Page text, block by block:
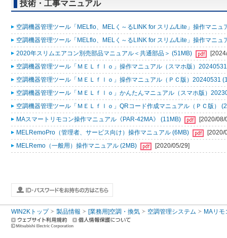
技術・工事マニュアル
空調機器管理ツール「MELflo、MELく～るLINK for スリム/Lite」操作マニュ
空調機器管理ツール「MELflo、MELく～るLINK for スリム/Lite」操作マニュ
2020年スリムエアコン別売部品マニュアル＜共通部品＞ (51MB)
空調機器管理ツール「ＭＥＬｆｌｏ」操作マニュアル（スマホ版）
空調機器管理ツール「ＭＥＬｆｌｏ」操作マニュアル（ＰＣ版）20240531
空調機器管理ツール「ＭＥＬｆｌｏ」かんたんマニュアル（スマホ版）
空調機器管理ツール「ＭＥＬｆｌｏ」QRコード作成マニュアル（ＰＣ版）
MAスマートリモコン操作マニュアル《PAR-42MA》 (11MB)
[2020/08/
MELRemoPro（管理者、サービス向け）操作マニュアル (6MB)
[2020/
MELRemo（一般用）操作マニュアル (2MB)
[2020/05/29]
WIN2Kトップ 製品情報 [業務用]空調・換気 空調管理システム MAリモ